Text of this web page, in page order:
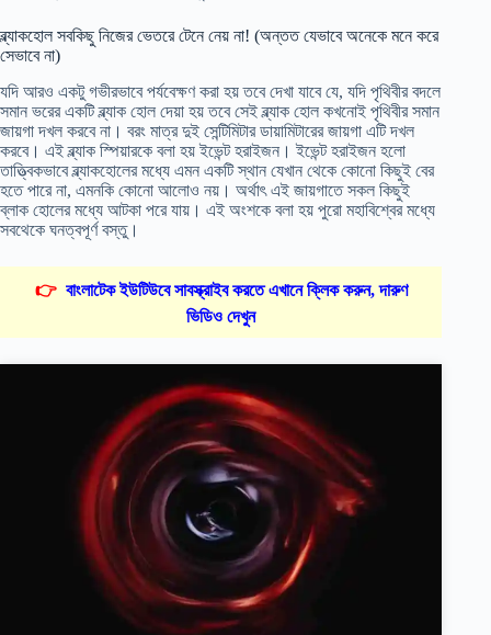
ব্ল্যাকহোল সবকিছু নিজের ভেতরে টেনে নেয় না! (অন্তত যেভাবে অনেকে মনে করে
সেভাবে না)
যদি আরও একটু গভীরভাবে পর্যবেক্ষণ করা হয় তবে দেখা যাবে যে, যদি পৃথিবীর বদলে
সমান ভরের একটি ব্ল্যাক হোল দেয়া হয় তবে সেই ব্ল্যাক হোল কখনোই পৃথিবীর সমান
জায়গা দখল করবে না। বরং মাত্র দুই সেন্টিমিটার ডায়ামিটারের জায়গা এটি দখল
করবে। এই ব্ল্যাক স্পিয়ারকে বলা হয় ইভেন্ট হরাইজন। ইভেন্ট হরাইজন হলো
তাত্ত্বিকভাবে ব্ল্যাকহোলের মধ্যে এমন একটি স্থান যেখান থেকে কোনো কিছুই বের
হতে পারে না, এমনকি কোনো আলোও নয়। অর্থাৎ এই জায়গাতে সকল কিছুই
ব্লাক হোলের মধ্যে আটকা পরে যায়। এই অংশকে বলা হয় পুরো মহাবিশ্বের মধ্যে
সবথেকে ঘনত্বপূর্ণ বস্তু।
👉 বাংলাটেক ইউটিউবে সাবস্ক্রাইব করতে এখানে ক্লিক করুন, দারুণ
ভিডিও দেখুন